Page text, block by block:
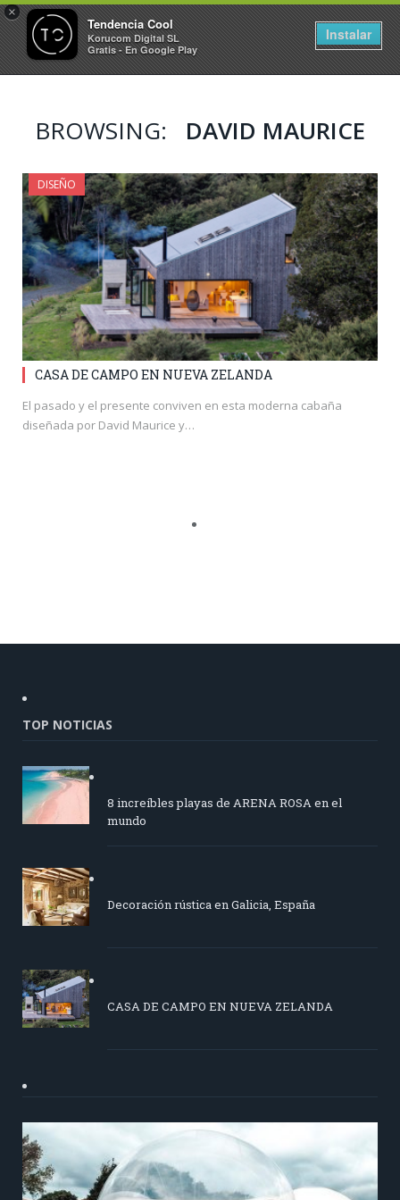
×
Tendencia Cool
Korucom Digital SL
Gratis - En Google Play
Instalar
BROWSING: DAVID MAURICE
DISEÑO
CASA DE CAMPO EN NUEVA ZELANDA
El pasado y el presente conviven en esta moderna cabaña
diseñada por David Maurice y…
TOP NOTICIAS
8 increíbles playas de ARENA ROSA en el
mundo
Decoración rústica en Galicia, España
CASA DE CAMPO EN NUEVA ZELANDA